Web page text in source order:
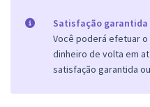
Satisfação garantida
Você poderá efetuar
dinheiro de volta em
satisfação garantida